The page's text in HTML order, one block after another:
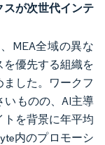
スが次世代インテ
MEA全域の異な
優先する組織を
ました。ワークフ
いものの、AI主導
を背景に年平均
内のプロモーシ